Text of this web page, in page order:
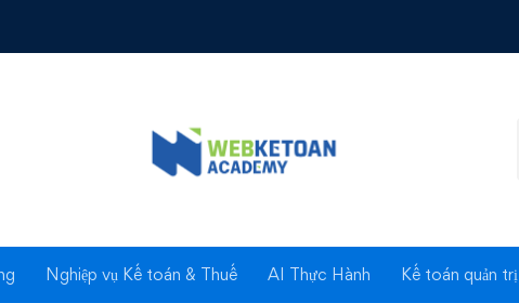
Nghiệp vụ Kế toán & Thuế AI Thực Hành Kế toán quản trị